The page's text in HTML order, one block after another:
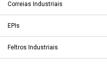
Correias Industriais
EPIs
Feltros Industriais